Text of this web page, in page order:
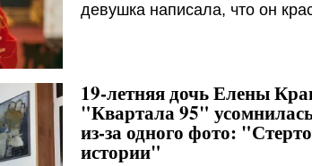
девушка написала, что он
19-летняя дочь Елены
"Квартала 95"
из-за одного фото:
истории"